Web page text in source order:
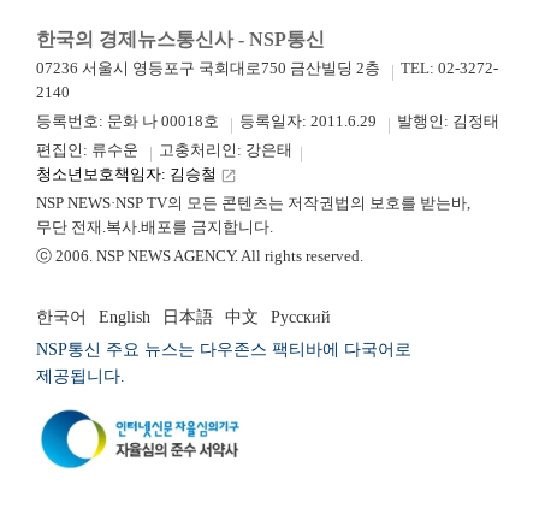
한국의 경제뉴스통신사 - NSP통신
07236 서울시 영등포구 국회대로750 금산빌딩 2층
TEL: 02-3272-
2140
등록번호: 문화 나 00018호
등록일자: 2011.6.29
발행인: 김정태
편집인: 류수운
고충처리인: 강은태
청소년보호책임자: 김승철 launch
NSP NEWS·NSP TV의 모든 콘텐츠는 저작권법의 보호를 받는바,
무단 전재.복사.배포를 금지합니다.
ⓒ 2006. NSP NEWS AGENCY. All rights reserved.
한국어 English 日本語 中文
Русский
NSP통신 주요 뉴스는 다우존스 팩티바에 다국어로
제공됩니다.